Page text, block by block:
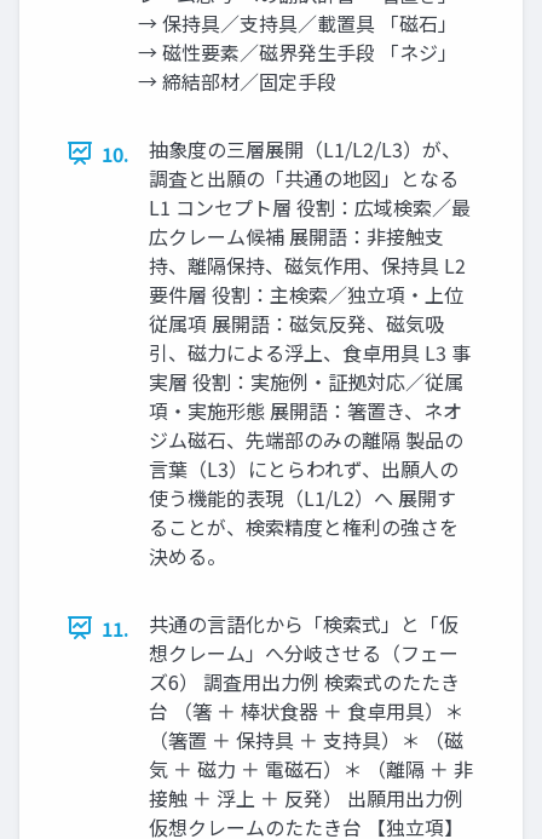
→ 保持具／支持具／載置具 「磁石」
→ 磁性要素／磁界発生手段 「ネジ」
→ 締結部材／固定手段
10.
抽象度の三層展開（L1/L2/L3）が、
調査と出願の「共通の地図」となる
L1 コンセプト層 役割：広域検索／最
広クレーム候補 展開語：非接触支
持、離隔保持、磁気作用、保持具 L2
要件層 役割：主検索／独立項・上位
従属項 展開語：磁気反発、磁気吸
引、磁力による浮上、食卓用具 L3 事
実層 役割：実施例・証拠対応／従属
項・実施形態 展開語：箸置き、ネオ
ジム磁石、先端部のみの離隔 製品の
言葉（L3）にとらわれず、出願人の
使う機能的表現（L1/L2）へ 展開す
ることが、検索精度と権利の強さを
決める。
11.
共通の言語化から「検索式」と「仮
想クレーム」へ分岐させる（フェー
ズ6） 調査用出力例 検索式のたたき
台 （箸 ＋ 棒状食器 ＋ 食卓用具）＊
（箸置 ＋ 保持具 ＋ 支持具）＊ （磁
気 ＋ 磁力 ＋ 電磁石）＊ （離隔 ＋ 非
接触 ＋ 浮上 ＋ 反発） 出願用出力例
仮想クレームのたたき台 【独立項】